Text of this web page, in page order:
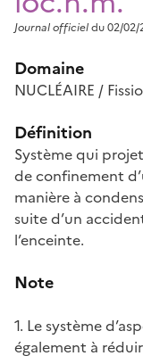
Journal officieldu 02/02/
Domaine
NUCLÉAIRE /
Définition
Système qui
de confinement
manière à
suite d’un
l’enceinte.
Note
1. Le système
également à